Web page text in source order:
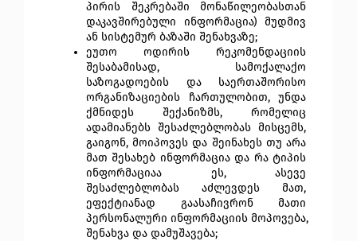
პირის შეკრებაში მონაწილეობასთან
დაკავშირებული ინფორმაცია) მუდმივ
ან სისტემურ ბაზაში შენახვაზე;
ეუთო ოდირის რეკომენდაციის
შესაბამისად, სამოქალაქო
საზოგადოების და საერთაშორისო
ორგანიზაციების ჩართულობით, უნდა
ქმნიდეს შექანიზმს, რომელიც
ადამიანებს შესაძლებლობას მისცემს,
გაიგონ, მოიპოვეს და შეინახეს თუ არა
მათ შესახებ ინფორმაცია და რა ტიპის
ინფორმაციაა ეს, ასევე
შესაძლებლობას აძლევდეს მათ,
ეფექტიანად გაასაჩივრონ მათი
პერსონალური ინფორმაციის მოპოვება,
შენახვა და დამუშავება;